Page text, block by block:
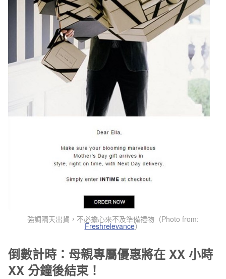
強調隔天出貨，不必擔心來不及準備禮物（Photo from:
Freshrelevance）
倒數計時：母親專屬優惠將在 XX 小時
XX 分鐘後結束！